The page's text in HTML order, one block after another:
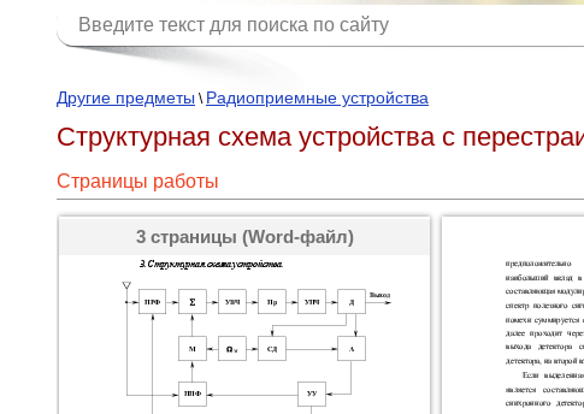
Другие предметы \ Радиоприемные устройства
Структурная схема устройства с
Страницы работы
3 страницы (Word-файл)